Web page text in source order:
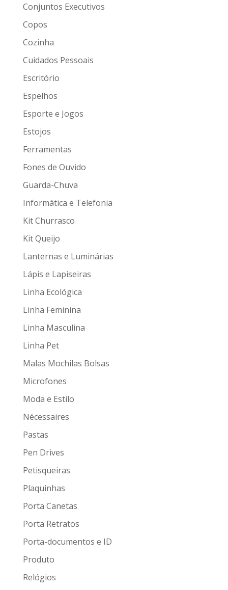
Conjuntos Executivos
Copos
Cozinha
Cuidados Pessoais
Escritório
Espelhos
Esporte e Jogos
Estojos
Ferramentas
Fones de Ouvido
Guarda-Chuva
Informática e Telefonia
Kit Churrasco
Kit Queijo
Lanternas e Luminárias
Lápis e Lapiseiras
Linha Ecológica
Linha Feminina
Linha Masculina
Linha Pet
Malas Mochilas Bolsas
Microfones
Moda e Estilo
Nécessaires
Pastas
Pen Drives
Petisqueiras
Plaquinhas
Porta Canetas
Porta Retratos
Porta-documentos e ID
Produto
Relógios